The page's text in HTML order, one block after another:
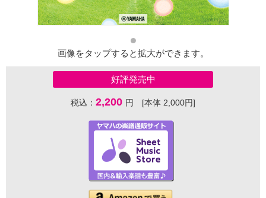
画像をタップすると拡大ができます。
好評発売中
税込： 2,200 円 [本体 2,000円]